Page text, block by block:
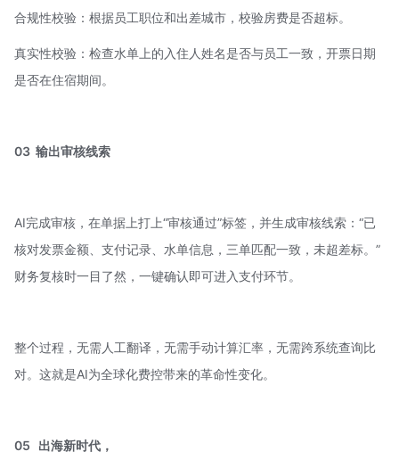
合规性校验：根据员工职位和出差城市，校验房费是否超标。
真实性校验：检查水单上的入住人姓名是否与员工一致，开票日期
是否在住宿期间。
03 输出审核线索
AI完成审核，在单据上打上“审核通过”标签，并生成审核线索：“已
核对发票金额、支付记录、水单信息，三单匹配一致，未超差标。”
财务复核时一目了然，一键确认即可进入支付环节。
整个过程，无需人工翻译，无需手动计算汇率，无需跨系统查询比
对。这就是AI为全球化费控带来的革命性变化。
05 出海新时代，